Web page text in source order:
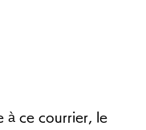
à ce courrier, le